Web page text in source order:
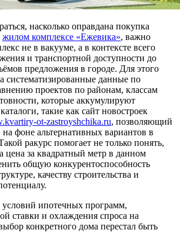
насколько оправдана покупка
жилом комплексе «Ежевика», важно
не в вакууме, а в контексте всего
и транспортной доступности до
предложения в городе. Для этого
систематизированные данные по
проектов по районам, классам
которые аккумулируют
такие как сайт новостроек
ot-zastroyshchika.ru, позволяющий
фоне альтернативных вариантов в
ракурс помогает не только понять,
цена за квадратный метр в данном
общую конкурентоспособность
качеству строительства и
ипотечных программ,
ставки и охлаждения спроса на
конкретного дома перестал быть